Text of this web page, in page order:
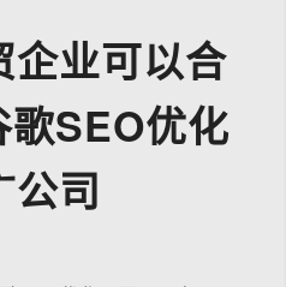
企业可以合
SEO优化
公司